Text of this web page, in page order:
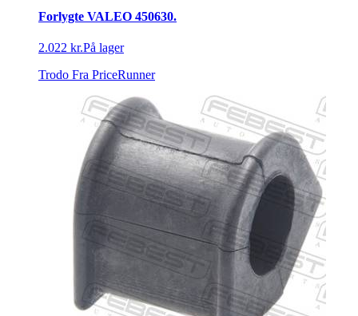
Forlygte VALEO 450630.
2.022 kr.På lager
Trodo Fra PriceRunner